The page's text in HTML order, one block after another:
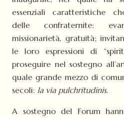
essenziali caratteristiche
delle confraternite:
missionarietà, gratuità;
le loro espressioni di
proseguire nel sostegno
quale grande mezzo di
secoli: la via pulchritudinis.
A sostegno del Forum